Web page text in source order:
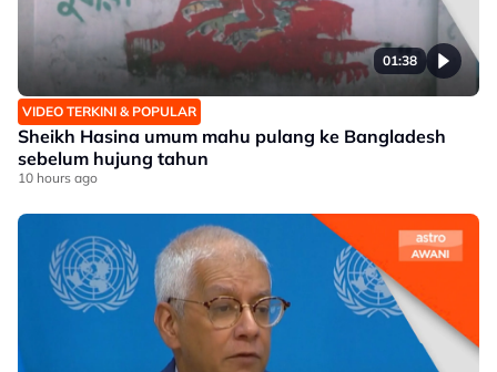
01:38
VIDEO TERKINI & POPULAR
Sheikh Hasina umum mahu pulang ke Bangladesh
sebelum hujung tahun
10 hours ago